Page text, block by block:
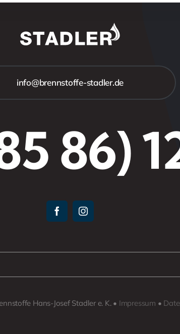
info@brennstoffe-stadler.de
86)
Hans-Josef Stadler e. K. • Impressum •